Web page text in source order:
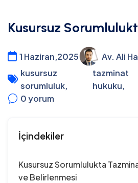
Kusursuz
1 Haziran,2025
Av. Ali
kusursuz
sorumluluk,
tazminat
hukuku,
0yorum
İçindekiler
Kusursuz Sorumlulukta
ve Belirlenmesi